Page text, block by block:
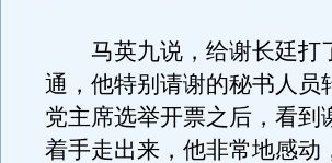
马英九说，给谢长廷打
通，他特别请谢的秘书人
党主席选举开票之后，看
着手走出来，他非常地感